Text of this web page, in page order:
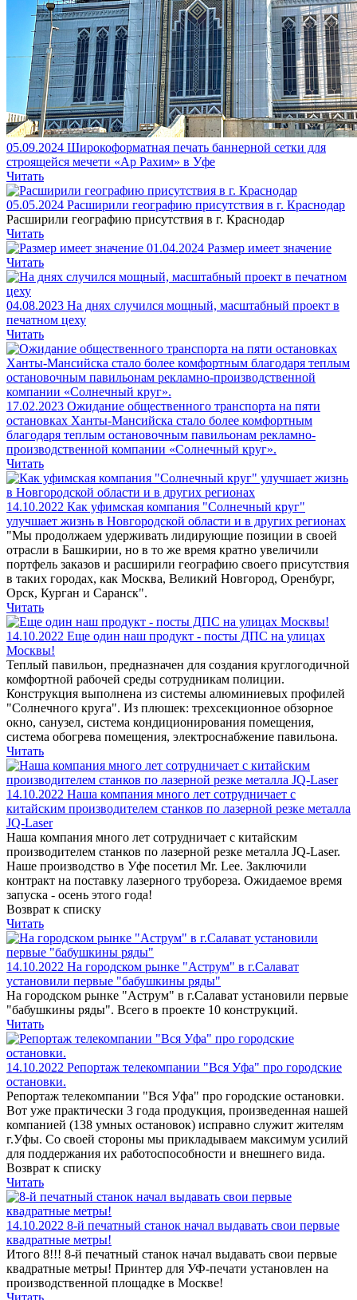
05.09.2024 Широкоформатная печать баннерной сетки для
строящейся мечети «Ар Рахим» в Уфе
Читать
05.05.2024 Расширили географию присутствия в г. Краснодар
Расширили географию присутствия в г. Краснодар
Читать
01.04.2024 Размер имеет значение
Читать
04.08.2023 На днях случился мощный, масштабный проект в
печатном цеху
Читать
17.02.2023 Ожидание общественного транспорта на пяти
остановках Ханты-Мансийска стало более комфортным
благодаря теплым остановочным павильонам рекламно-
производственной компании «Солнечный круг».
Читать
14.10.2022 Как уфимская компания "Солнечный круг"
улучшает жизнь в Новгородской области и в других регионах
"Мы продолжаем удерживать лидирующие позиции в своей
отрасли в Башкирии, но в то же время кратно увеличили
портфель заказов и расширили географию своего присутствия
в таких городах, как Москва, Великий Новгород, Оренбург,
Орск, Курган и Саранск".
Читать
14.10.2022 Еще один наш продукт - посты ДПС на улицах
Москвы!
Теплый павильон, предназначен для создания круглогодичной
комфортной рабочей среды сотрудникам полиции.
Конструкция выполнена из системы алюминиевых профилей
"Солнечного круга". Из плюшек: трехсекционное обзорное
окно, санузел, система кондиционирования помещения,
система обогрева помещения, электроснабжение павильона.
Читать
14.10.2022 Наша компания много лет сотрудничает с
китайским производителем станков по лазерной резке металла
JQ-Laser
Наша компания много лет сотрудничает с китайским
производителем станков по лазерной резке металла JQ-Laser.
Наше производство в Уфе посетил Mr. Lee. Заключили
контракт на поставку лазерного трубореза. Ожидаемое время
запуска - осень этого года!
Возврат к списку
Читать
14.10.2022 На городском рынке "Аструм" в г.Салават
установили первые "бабушкины ряды"
На городском рынке "Аструм" в г.Салават установили первые
"бабушкины ряды". Всего в проекте 10 конструкций.
Читать
14.10.2022 Репортаж телекомпании "Вся Уфа" про городские
остановки.
Репортаж телекомпании "Вся Уфа" про городские остановки.
Вот уже практически 3 года продукция, произведенная нашей
компанией (138 умных остановок) исправно служит жителям
г.Уфы. Со своей стороны мы прикладываем максимум усилий
для поддержания их работоспособности и внешнего вида.
Возврат к списку
Читать
14.10.2022 8-й печатный станок начал выдавать свои первые
квадратные метры!
Итого 8!!! 8-й печатный станок начал выдавать свои первые
квадратные метры! Принтер для УФ-печати установлен на
производственной площадке в Москве!
Читать